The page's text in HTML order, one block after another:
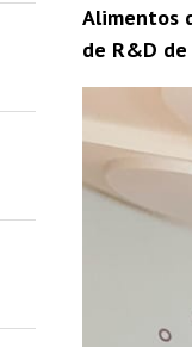
Alimentos
de R&D